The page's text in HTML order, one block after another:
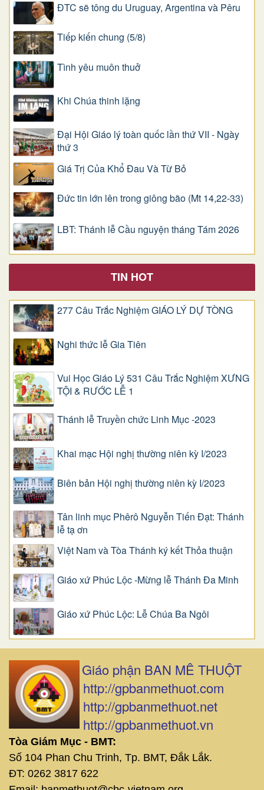
ĐTC sẽ tông du Uruguay, Argentina và Pêru
Tiếp kiến chung (5/8)
Tình yêu muôn thuở
Khi Chúa thinh lặng
Đại Hội Giáo lý toàn quốc lần thứ VII - Ngày
thứ 3
Giá Trị Của Khổ Ðau Và Từ Bỏ
Đức tin lớn lên trong giông bão (Mt 14,22-33)
LBT: Thánh lễ Cầu nguyện tháng Tám 2026
TIN HOT
277 Câu Trắc Nghiệm GIÁO LÝ DỰ TÒNG
Nghi thức lễ Gia Tiên
Vui Học Giáo Lý 531 Câu Trắc Nghiệm XƯNG
TỘI & RƯỚC LỄ 1
Thánh lễ Truyền chức Linh Mục -2023
Khai mạc Hội nghị thường niên kỳ I/2023
Biên bản Hội nghị thường niên kỳ I/2023
Tân linh mục Phêrô Nguyễn Tiến Đạt: Thánh
lễ tạ ơn
Việt Nam và Tòa Thánh ký kết Thỏa thuận
Giáo xứ Phúc Lộc -Mừng lễ Thánh Đa Minh
Giáo xứ Phúc Lộc: Lễ Chúa Ba Ngôi
Giáo phận BAN MÊ THUỘT
http://gpbanmethuot.com
http://gpbanmethuot.net
http://gpbanmethuot.vn
Tòa Giám Mục - BMT:
Số 104 Phan Chu Trinh, Tp. BMT, Đắk Lắk.
ĐT: 0262 3817 622